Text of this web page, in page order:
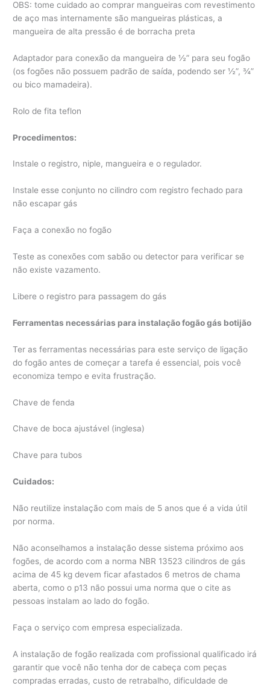
OBS: tome cuidado ao comprar mangueiras com revestimento
de aço mas internamente são mangueiras plásticas, a
mangueira de alta pressão é de borracha preta
Adaptador para conexão da mangueira de ½” para seu fogão
(os fogões não possuem padrão de saída, podendo ser ½”, ¾”
ou bico mamadeira).
Rolo de fita teflon
Procedimentos:
Instale o registro, niple, mangueira e o regulador.
Instale esse conjunto no cilindro com registro fechado para
não escapar gás
Faça a conexão no fogão
Teste as conexões com sabão ou detector para verificar se
não existe vazamento.
Libere o registro para passagem do gás
Ferramentas necessárias para instalação fogão gás botijão
Ter as ferramentas necessárias para este serviço de ligação
do fogão antes de começar a tarefa é essencial, pois você
economiza tempo e evita frustração.
Chave de fenda
Chave de boca ajustável (inglesa)
Chave para tubos
Cuidados:
Não reutilize instalação com mais de 5 anos que é a vida útil
por norma.
Não aconselhamos a instalação desse sistema próximo aos
fogões, de acordo com a norma NBR 13523 cilindros de gás
acima de 45 kg devem ficar afastados 6 metros de chama
aberta, como o p13 não possui uma norma que o cite as
pessoas instalam ao lado do fogão.
Faça o serviço com empresa especializada.
A instalação de fogão realizada com profissional qualificado irá
garantir que você não tenha dor de cabeça com peças
compradas erradas, custo de retrabalho, dificuldade de